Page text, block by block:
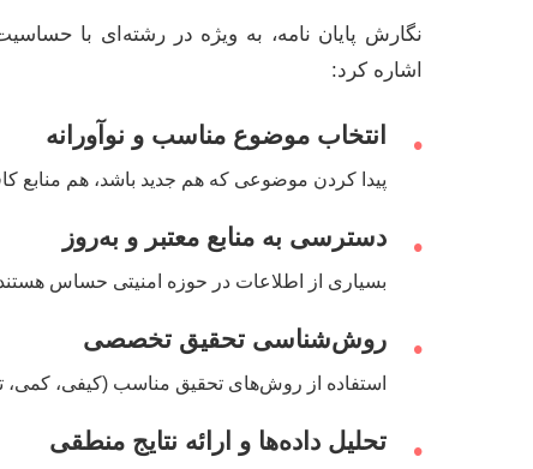
نگارش پایان نامه، به ویژه در رشته‌ای با
اشاره کرد:
• انتخاب موضوع مناسب و نوآورانه
پیدا کردن موضوعی که هم جدید باشد، هم منابع
• دسترسی به منابع معتبر و به‌روز
بسیاری از اطلاعات در حوزه امنیتی حساس
• روش‌شناسی تحقیق تخصصی
استفاده از روش‌های تحقیق مناسب (کیفی، کمی،
• تحلیل داده‌ها و ارائه نتایج منطقی